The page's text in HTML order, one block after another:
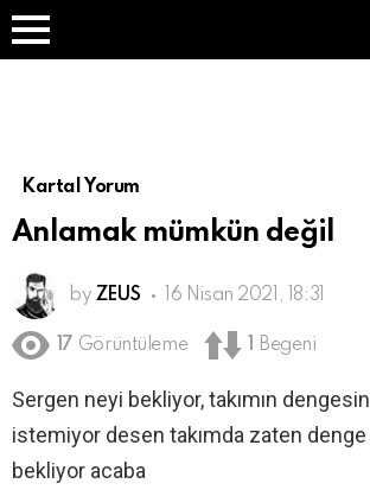
Menü
Kartal Yorum
Anlamak mümkün değil
by ZEUS 16 Nisan 2021, 18:31
17 Görüntüleme Begeni
Sergen neyi bekliyor, takımın
istemiyor desen takımda zaten
bekliyor acaba